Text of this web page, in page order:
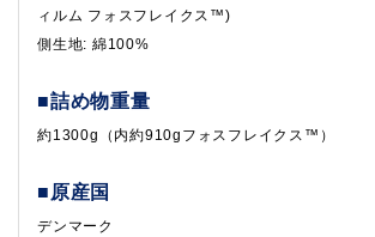
ィルム フォスフレイクス™)
側生地: 綿100%
■詰め物重量
約1300g（内約910gフォスフレイクス™）
■原産国
デンマーク